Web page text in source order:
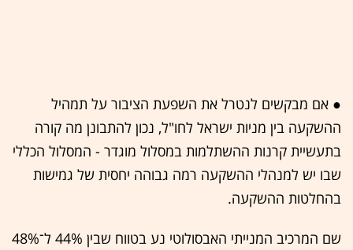
● אם מבקשים לנטרל את השפעת הציבור על תמהיל
ההשקעה בין מניות ישראל לחו"ל, נכון להתבונן מה קורה
בתעשיית קרנות ההשתלמות במסלול מוגדר - המסלול הכללי
שבו יש למנהלי ההשקעה רמה גבוהה יחסית של גמישות
בהחלטות ההשקעה.
שם המרכיב המנייתי האבסולוטי נע בטווח שבין 44% ל־48%